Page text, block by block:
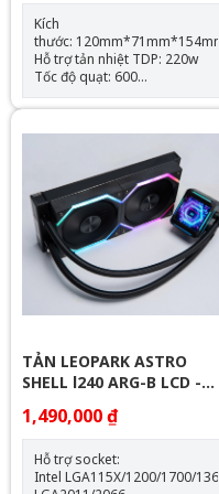
Kích
thước: 120mm*71mm*154mm
Hỗ trợ tản nhiệt TDP: 220w
Tốc độ quạt: 600
-1500RPM(±10%) Hỗ trợ
Socket LGA 1700 & AM5
Trang bị 4 ống đồng dẫn
nhiệt Quạt tản nhiệt: 120mm
TẢN LEOPARK ASTRO
SHELL l240 ARG-B LCD -
1,490,000 ₫
Hỗ trợ socket:
Intel LGA115X/1200/1700/1366